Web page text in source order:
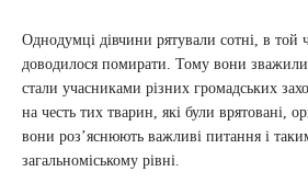
Однодумці дівчини рятували сотні, в той
доводилося помирати. Тому вони
стали учасниками різних громадських
на честь тих тварин, які були врятовані,
вони роз’яснюють важливі питання і
загальноміському рівні.